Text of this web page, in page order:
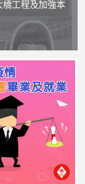
橋工程及加強本